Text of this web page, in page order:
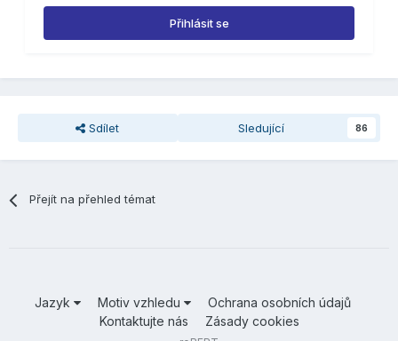
Přihlásit se
Sdílet Sledující 86
Přejít na přehled témat
Jazyk Motiv vzhledu
Ochrana osobních údajů
Kontaktujte nás
Zásady cookies